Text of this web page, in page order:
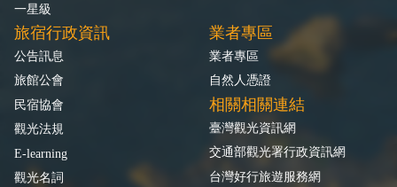
一星級
旅宿行政資訊
公告訊息
旅館公會
民宿協會
觀光法規
E-learning
觀光名詞
業者專區
業者專區
自然人憑證
相關相關連結
臺灣觀光資訊網
交通部觀光署行政資訊網
台灣好行旅遊服務網